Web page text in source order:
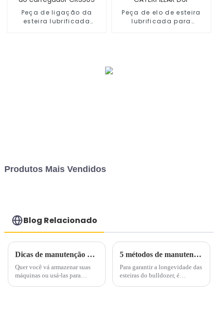
Peça de ligação da
esteira lubrificada
Peça de elo de esteira
lubrificada para
Produtos Mais Vendidos
Blog Relacionado
Dicas de manutenção de inverno para escavadeiras Caterpillar
Quer você vá armazenar suas
máquinas ou usá-las para
5 métodos de manutenção para escavadeiras
Para garantir a longevidade das
esteiras do bulldozer, é